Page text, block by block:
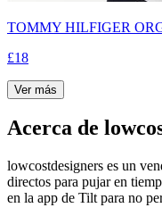
TOMMY HILFIGER
£18
Ver más
Acerca de
lowcostdesigners es un
directos para pujar en
en la app de Tilt para no